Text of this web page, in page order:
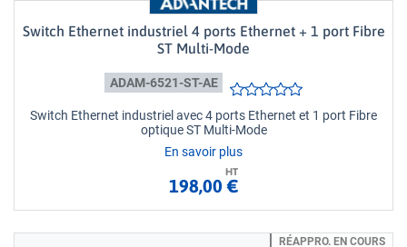
Switch Ethernet industriel 4 ports Ethernet + 1 port Fibre
ST Multi-Mode
ADAM-6521-ST-AE
Switch Ethernet industriel avec 4 ports Ethernet et 1 port Fibre
optique ST Multi-Mode
En savoir plus
HT
198,00 €
RÉAPPRO. EN COURS